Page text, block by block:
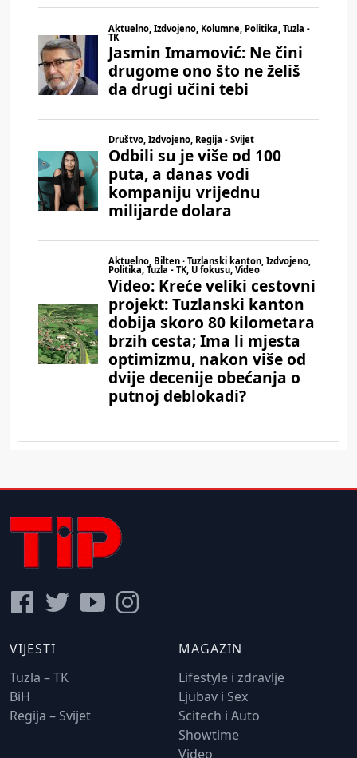
VIJESTI
Tuzla – TK
BiH
Regija – Svijet
MAGAZIN
Lifestyle i zdravlje
Ljubav i Sex
Scitech i Auto
Showtime
Video